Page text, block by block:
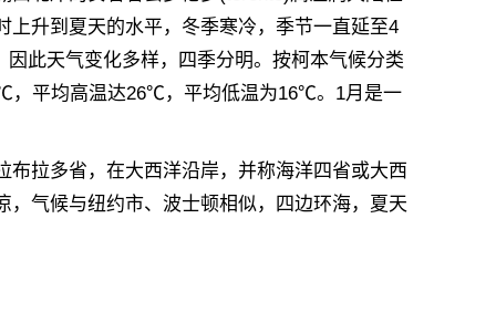
升到夏天的水平，冬季寒冷，季节一直延至4
此天气变化多样，四季分明。按柯本气候分类
，平均高温达26℃，平均低温为16℃。1月是一
拉多省，在大西洋沿岸，并称海洋四省或大西
气候与纽约市、波士顿相似，四边环海，夏天